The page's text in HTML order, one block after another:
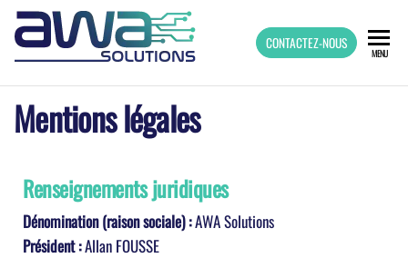
SOLUTIONS
Applications CONTACTEZ-NOUS
MENU
Mentions légales
Renseignements juridiques
Dénomination (raison sociale) :AWA Solutions
Président :Allan FOUSSE